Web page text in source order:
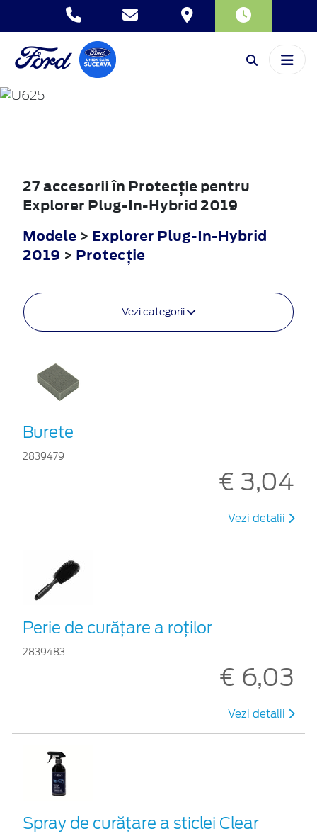
EXPLORER
PLUG-IN-HYBRID
27 accesorii în Protecţie pentru
Explorer Plug-In-Hybrid 2019
Modele > Explorer Plug-In-Hybrid
2019 > Protecţie
Vezi categorii
Burete
2839479
€ 3,04
Vezi detalii
Perie de curățare a roților
2839483
€ 6,03
Vezi detalii
Spray de curățare a sticlei Clear